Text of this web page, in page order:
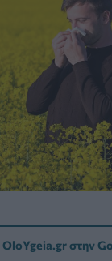
στην